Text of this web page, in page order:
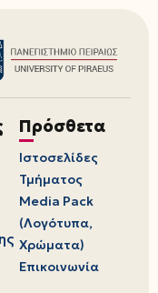
Πρόσθετα
Ιστοσελίδες
Τμήματος
Media Pack
(Λογότυπα,
Χρώματα)
Επικοινωνία